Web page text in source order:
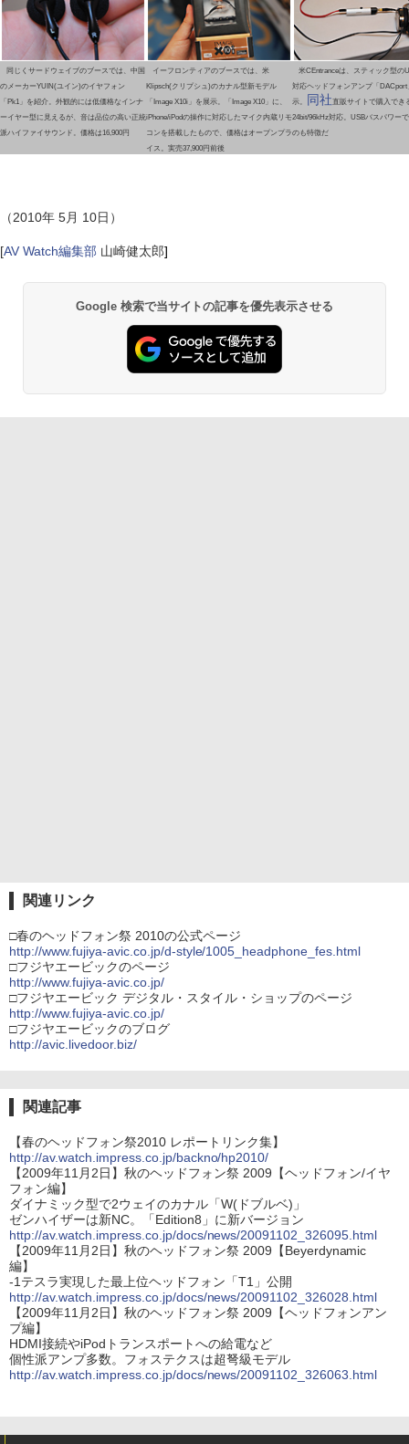
同じくサードウェイブのブースでは、中国
のメーカーYUIN(ユイン)のイヤフォン
「Pk1」を紹介。外観的には低価格なインナ
ーイヤー型に見えるが、音は品位の高い正統
派ハイファイサウンド。価格は16,900円
イーフロンティアのブースでは、米
Klipsch(クリプシュ)のカナル型新モデル
「Image X10i」を展示。「Image X10」に、
iPhone/iPodの操作に対応したマイク内蔵リモ
コンを搭載したもので、価格はオープンプラ
イス。実売37,900円前後
米CEntranceは、スティック型の
対応ヘッドフォンアンプ「DACport
示。
同社直販サイトで購入でき
24bit/96kHz対応。USBバスパワー
のも特徴だ
（2010年 5月 10日）
[AV Watch編集部 山崎健太郎]
Google 検索で当サイトの記事を優先表示させる
関連リンク
□春のヘッドフォン祭 2010の公式ページ
http://www.fujiya-avic.co.jp/d-style/1005_headphone_fes.html
□フジヤエービックのページ
http://www.fujiya-avic.co.jp/
□フジヤエービック デジタル・スタイル・ショップのページ
http://www.fujiya-avic.co.jp/
□フジヤエービックのブログ
http://avic.livedoor.biz/
関連記事
【春のヘッドフォン祭2010 レポートリンク集】
http://av.watch.impress.co.jp/backno/hp2010/
【2009年11月2日】秋のヘッドフォン祭 2009【ヘッドフォン/イヤ
フォン編】
ダイナミック型で2ウェイのカナル「W(ドブルベ)」
ゼンハイザーは新NC。「Edition8」に新バージョン
http://av.watch.impress.co.jp/docs/news/20091102_326095.html
【2009年11月2日】秋のヘッドフォン祭 2009【Beyerdynamic
編】
-1テスラ実現した最上位ヘッドフォン「T1」公開
http://av.watch.impress.co.jp/docs/news/20091102_326028.html
【2009年11月2日】秋のヘッドフォン祭 2009【ヘッドフォンアン
プ編】
HDMI接続やiPodトランスポートへの給電など
個性派アンプ多数。フォステクスは超弩級モデル
http://av.watch.impress.co.jp/docs/news/20091102_326063.html